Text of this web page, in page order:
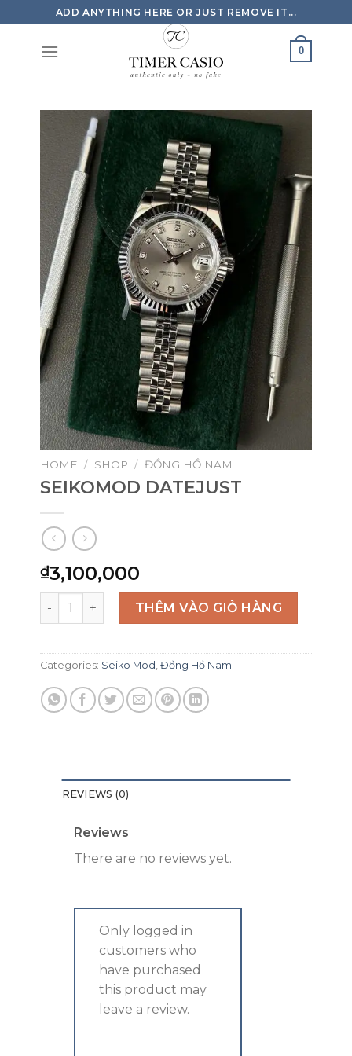
to
content
ADD ANYTHING HERE OR JUST REMOVE IT...
0
HOME / SHOP / ĐỒNG HỒ NAM
SEIKOMOD DATEJUST
₫3,100,000
SEIKOMOD DATEJUST quantity
THÊM VÀO GIỎ HÀNG
Categories: Seiko Mod Đồng Hồ Nam
REVIEWS (0)
Reviews
There are no reviews yet.
Only logged in
customers who
have purchased
this product may
leave a review.